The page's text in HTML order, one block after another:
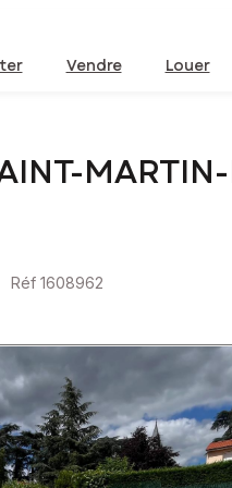
Vendre Louer
MARTIN-
Réf 1608962